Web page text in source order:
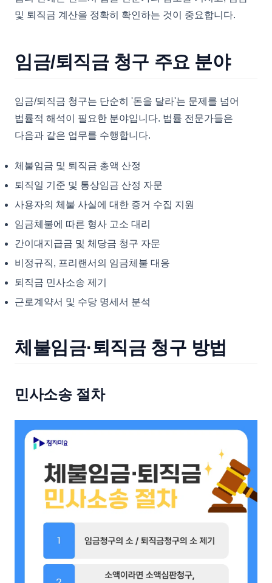
및 퇴직금 계산을 정확히 확인하는 것이 중요합니다.
임금/퇴직금 청구 주요 분야
임금/퇴직금 청구는 단순히 '돈을 달라'는 문제를 넘어
법률적 해석이 필요한 분야입니다. 법률 전문가들은
다음과 같은 업무를 수행합니다.
체불임금 및 퇴직금 총액 산정
퇴직일 기준 및 통상임금 산정 자문
사용자의 체불 사실에 대한 증거 수집 지원
임금체불에 따른 형사 고소 대리
간이대지급금 및 체당금 청구 자문
비정규직, 프리랜서의 임금체불 대응
퇴직금 민사소송 제기
근로계약서 및 수당 명세서 분석
체불임금·퇴직금 청구 방법
민사소송 절차